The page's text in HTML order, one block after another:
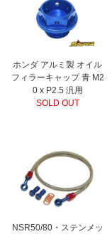
ホンダ アルミ製 オイル
フィラーキャップ 青 M2
0 x P2.5 汎用
SOLD OUT
NSR50/80・ステンメッ